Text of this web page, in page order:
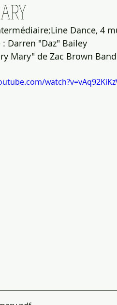
Dance, 4
Darren "Daz" Bailey
Mary" de Zac Brown Band